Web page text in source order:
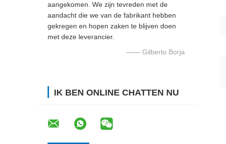
aangekomen. We zijn tevreden met de
aandacht die we van de fabrikant hebben
gekregen en hopen zaken te blijven doen
met deze leverancier.
—— Gilberto Borja
IK BEN ONLINE CHATTEN NU